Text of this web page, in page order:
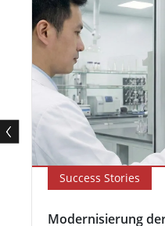
Success Stories
Modernisierung